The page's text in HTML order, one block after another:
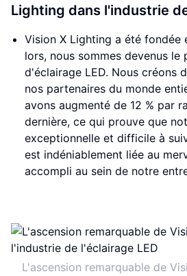
Lighting dans l'industrie
Vision X Lighting a été fondée
lors, nous sommes devenus
d'éclairage LED. Nous créons
nos partenaires du monde
avons augmenté de 12 % par
dernière, ce qui prouve que
exceptionnelle et difficile à
est indéniablement liée au
accompli au sein de notre
L'ascension remarquable de